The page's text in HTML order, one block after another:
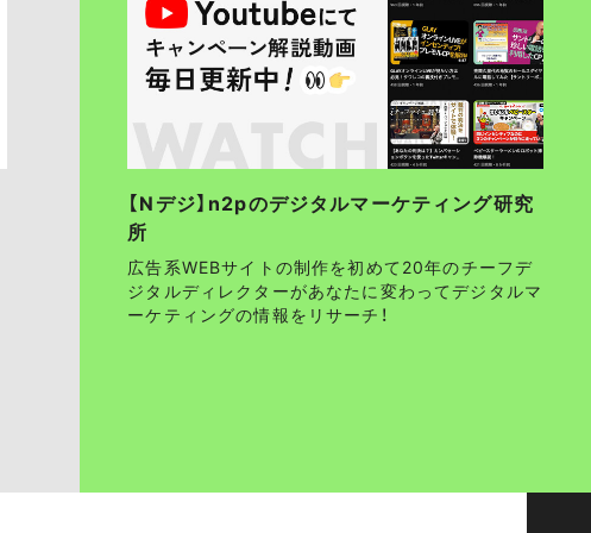
【Nデジ】n2pのデジタルマーケティング研究
所
広告系WEBサイトの制作を初めて20年のチーフデ
ジタルディレクターがあなたに変わってデジタルマ
ーケティングの情報をリサーチ！